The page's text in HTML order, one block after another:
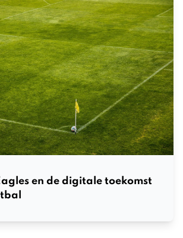
en de digitale toekomst